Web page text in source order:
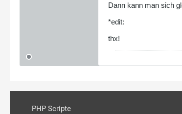
Dann kann man sich
*edit:
thx!
PHP Scripte